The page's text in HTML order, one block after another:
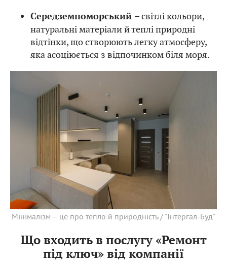
Середземноморський – світлі кольори,
натуральні матеріали й теплі природні
відтінки, що створюють легку атмосферу,
яка асоціюється з відпочинком біля моря.
Мінімалізм – це про тепло й природність / "Інтергал-Буд"
Що входить в послугу «Ремонт
під ключ» від компанії